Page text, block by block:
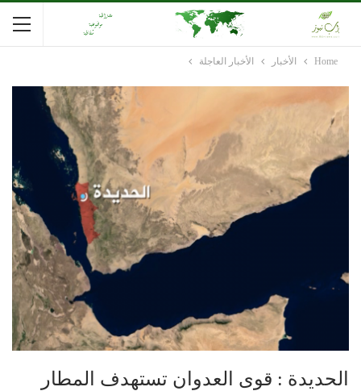
Home الأخبار الأخبار العاجلة
الحديدة : قوى العدوان تستهدف المطار